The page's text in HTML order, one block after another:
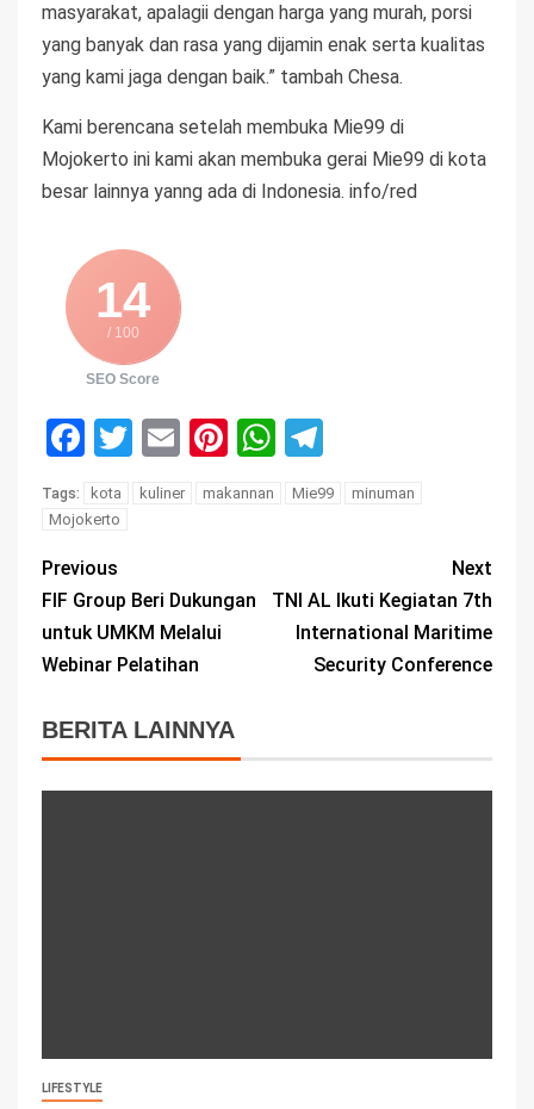
masyarakat, apalagii dengan harga yang murah, porsi
yang banyak dan rasa yang dijamin enak serta kualitas
yang kami jaga dengan baik.” tambah Chesa.
Kami berencana setelah membuka Mie99 di
Mojokerto ini kami akan membuka gerai Mie99 di kota
besar lainnya yanng ada di Indonesia. info/red
14
/ 100
SEO Score
Facebook
Twitter
EmailPinterest
WhatsApp
Tags: kota kuliner makannan Mie99
minuman
Mojokerto
Previous
FIF Group Beri Dukungan
untuk UMKM Melalui
Webinar Pelatihan
Next
TNI AL Ikuti Kegiatan 7th
International Maritime
Security Conference
BERITA LAINNYA
LIFESTYLE